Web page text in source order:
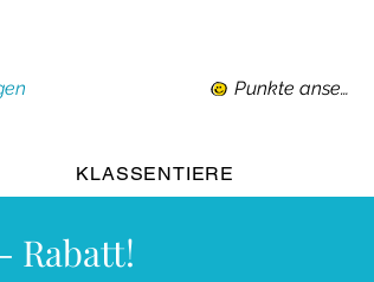
Punkte ansehen
KLASSENTIERE
Rabatt!